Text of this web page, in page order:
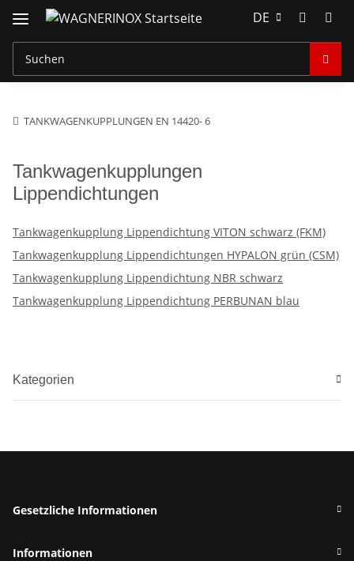
DE
TANKWAGENKUPPLUNGEN EN 14420- 6
Tankwagenkupplungen
Lippendichtungen
Tankwagenkupplung Lippendichtung VITON schwarz (FKM)
Tankwagenkupplung Lippendichtungen HYPALON grün (CSM)
Tankwagenkupplung Lippendichtung NBR schwarz
Tankwagenkupplung Lippendichtung PERBUNAN blau
Kategorien
Gesetzliche Informationen
Informationen